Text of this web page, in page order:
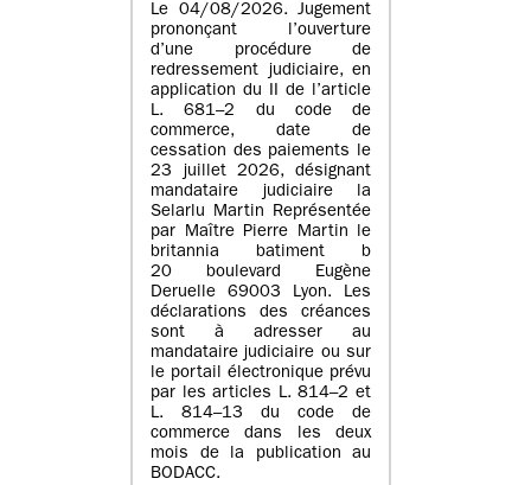
Le 04/08/2026. Jugement
prononçant l’ouverture
d’une procédure de
redressement judiciaire, en
application du II de l’article
L. 681–2 du code de
commerce, date de
cessation des paiements le
23 juillet 2026, désignant
mandataire judiciaire la
Selarlu Martin Représentée
par Maître Pierre Martin le
britannia batiment b
20 boulevard Eugène
Deruelle 69003 Lyon. Les
déclarations des créances
sont à adresser au
mandataire judiciaire ou sur
le portail électronique prévu
par les articles L. 814–2 et
L. 814–13 du code de
commerce dans les deux
mois de la publication au
BODACC.